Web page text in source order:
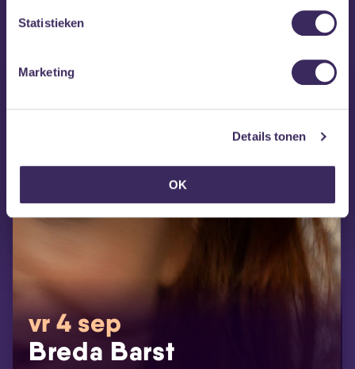
Statistieken
Marketing
Details tonen
OK
MEZZ tipt
vr 4 sep
Breda Barst